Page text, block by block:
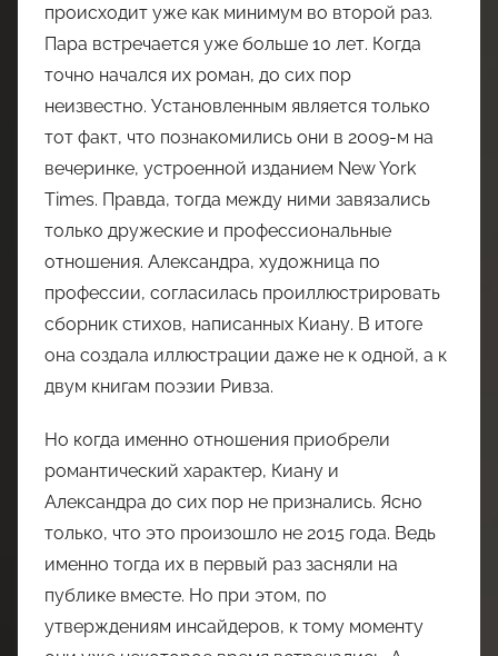
происходит уже как минимум во второй раз.
Пара встречается уже больше 10 лет. Когда
точно начался их роман, до сих пор
неизвестно. Установленным является только
тот факт, что познакомились они в 2009-м на
вечеринке, устроенной изданием New York
Times. Правда, тогда между ними завязались
только дружеские и профессиональные
отношения. Александра, художница по
профессии, согласилась проиллюстрировать
сборник стихов, написанных Киану. В итоге
она создала иллюстрации даже не к одной, а к
двум книгам поэзии Ривза.
Но когда именно отношения приобрели
романтический характер, Киану и
Александра до сих пор не признались. Ясно
только, что это произошло не 2015 года. Ведь
именно тогда их в первый раз засняли на
публике вместе. Но при этом, по
утверждениям инсайдеров, к тому моменту